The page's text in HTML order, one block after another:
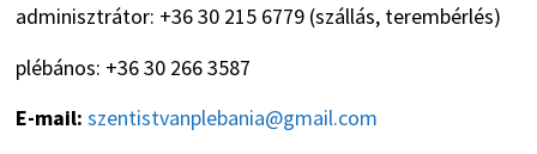
adminisztrátor: +36 30 215 6779 (szállás, terembérlés)
plébános: +36 30 266 3587
E-mail: szentistvanplebania@gmail.com